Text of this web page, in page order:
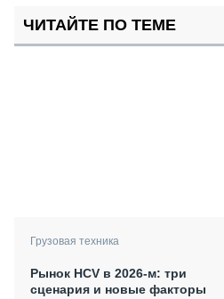
ЧИТАЙТЕ ПО ТЕМЕ
Грузовая техника
Рынок HCV в 2026-м: три
сценария и новые факторы